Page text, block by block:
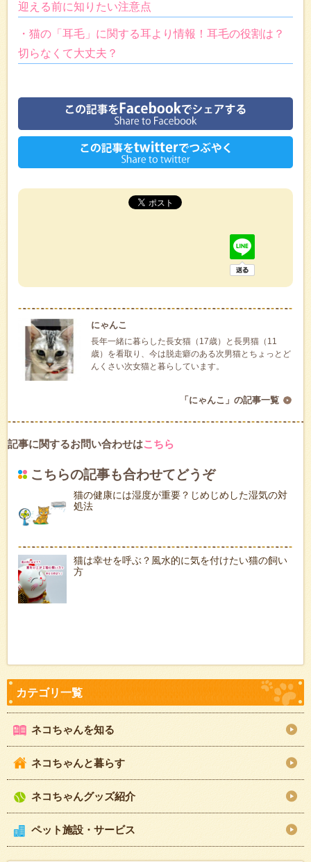
迎える前に知りたい注意点
・猫の「耳毛」に関する耳より情報！耳毛の役割は？
切らなくて大丈夫？
にゃんこ
長年一緒に暮らした長女猫（17歳）と長男猫（11
歳）を看取り、今は脱走癖のある次男猫とちょっとど
んくさい次女猫と暮らしています。
「にゃんこ」の記事一覧
記事に関するお問い合わせはこちら
こちらの記事も合わせてどうぞ
猫の健康には湿度が重要？じめじめした湿気の対
処法
猫は幸せを呼ぶ？風水的に気を付けたい猫の飼い
方
ネコちゃんを知る
ネコちゃんと暮らす
ネコちゃんグッズ紹介
ペット施設・サービス